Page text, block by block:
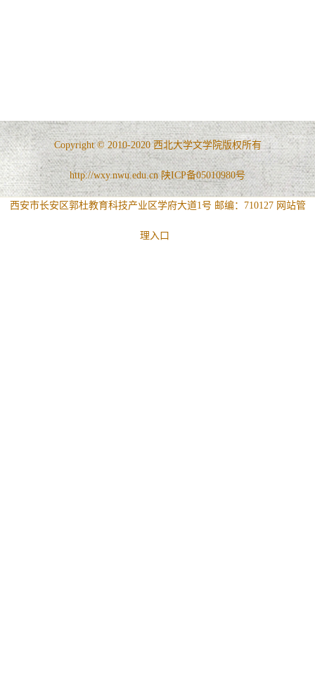
Copyright © 2010-2020 西北大学文学院版权所有
http://wxy.nwu.edu.cn 陕ICP备05010980号
西安市长安区郭杜教育科技产业区学府大道1号 邮编：710127 网站管
理入口